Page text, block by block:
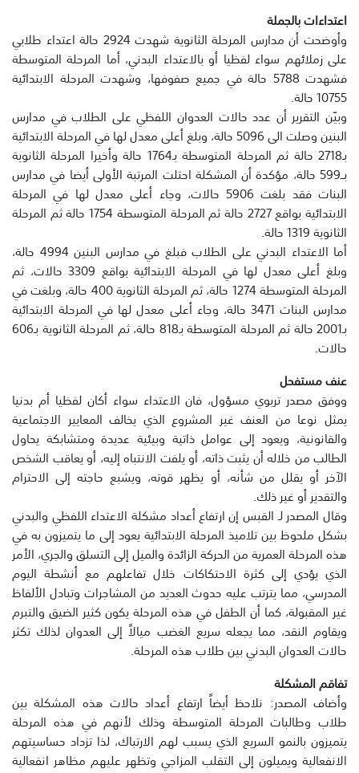
اعتداءات بالجملة
وأوضحت أن مدارس المرحلة الثانوية شهدت 2924 حالة اعتداء طلابي
على زملائهم سواء لفظيا أو بالاعتداء البدني، أما المرحلة المتوسطة
فشهدت 5788 حالة في جميع صفوفها، وشهدت المرحلة الابتدائية
10755 حالة.
وبيّن التقرير أن عدد حالات العدوان اللفظي على الطلاب في مدارس
البنين وصلت الى 5096 حالة، وبلغ أعلى معدل لها في المرحلة الابتدائية
بـ2718 حالة ثم المرحلة المتوسطة بـ1764 حالة وأخيرا المرحلة الثانوية
بــ599 حالة، مؤكدة أن المشكلة احتلت المرتبة الأولى أيضا في مدارس
البنات فقد بلغت 5906 حالات، وجاء أعلى معدل لها في المرحلة
الابتدائية بواقع 2727 حالة ثم المرحلة المتوسطة 1754 حالة ثم المرحلة
الثانوية 1319 حالة.
أما الاعتداء البدني على الطلاب فبلغ في مدارس البنين 4994 حالة،
وبلغ أعلى معدل لها في المرحلة الابتدائية بواقع 3309 حالات، ثم
المرحلة المتوسطة 1274 حالة، ثم المرحلة الثانوية 400 حالة، وبلغت في
مدارس البنات 3471 حالة، وجاء أعلى معدل لها في المرحلة الابتدائية
بـ2001 حالة ثم المرحلة المتوسطة بـ818 حالة، ثم المرحلة الثانوية بـ606
حالات.
عنف مستفحل
ووفق مصدر تربوي مسؤول، فان الاعتداء سواء أكان لفظيا أم بدنيا
يمثل نوعا من العنف غير المشروع الذي يخالف المعايير الاجتماعية
والقانونية، ويعود إلى عوامل ذاتية وبيئية عديدة ومتشابكة يحاول
الطالب من خلاله أن يثبت ذاته، أو يلفت الانتباه إليه، أو يعاقب الشخص
الآخر أو يقلل من شأنه، أو يظهر قوته، ويشبع حاجته إلى الاحترام
والتقدير أو غير ذلك.
وقال المصدر لـ القبس إن ارتفاع أعداد مشكلة الاعتداء اللفظي والبدني
بشكل ملحوظ بين تلاميذ المرحلة الابتدائية يعود إلى ما يتميزون به في
هذه المرحلة العمرية من الحركة الزائدة والميل إلى التسلق والجري، الأمر
الذي يؤدي إلى كثرة الاحتكاكات خلال تفاعلهم مع أنشطة اليوم
المدرسي، مما يترتب عليه حدوث العديد من المشاجرات وتبادل الألفاظ
غير المقبولة، كما أن الطفل في هذه المرحلة يكون كثير الضيق والتبرم
ويقاوم النقد، مما يجعله سريع الغضب ميالاً إلى العدوان لذلك تكثر
حالات العدوان البدني بين طلاب هذه المرحلة.
تفاقم المشكلة
وأضاف المصدر: نلاحظ أيضاً ارتفاع أعداد حالات هذه المشكلة بين
طلاب وطالبات المرحلة المتوسطة وذلك لأنهم في هذه المرحلة
يتميزون بالنمو السريع الذي يسبب لهم الارتباك، لذا تزداد حساسيتهم
الانفعالية ويميلون إلى التقلب المزاجي وتظهر عليهم مظاهر انفعالية